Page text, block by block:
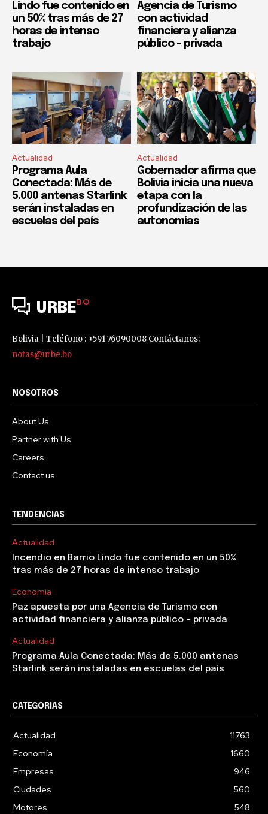
Lindo fue contenido en
un 50% tras más de 27
horas de intenso
trabajo
Agencia de Turismo
con actividad
financiera y alianza
público – privada
Actualidad
Programa Aula
Conectada: Más de
5.000 antenas Starlink
serán instaladas en
escuelas del país
Actualidad
Gobernador afirma que
Bolivia inicia una nueva
etapa con la
profundización de las
autonomías
URBEBO
Bolivia | Teléfono : +591 76090008 Contáctanos:
notas@urbe.bo
NOSOTROS
About Us
Partner with Us
Careers
Contact us
TENDENCIAS
Actualidad
Incendio en Barrio Lindo fue contenido en un 50%
tras más de 27 horas de intenso trabajo
Economía
Paz apuesta por una Agencia de Turismo con
actividad financiera y alianza público – privada
Actualidad
Programa Aula Conectada: Más de 5.000 antenas
Starlink serán instaladas en escuelas del país
CATEGORIAS
Actualidad
11763
Economía
1660
Empresas
946
Ciudades
560
Motores
548